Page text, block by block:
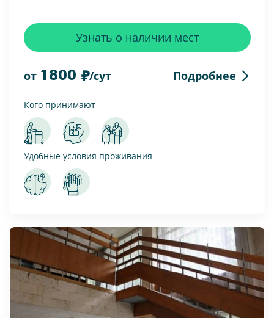
от 1800 /сут Подробнее
Узнать о наличии мест
Кого принимают
Удобные условия проживания